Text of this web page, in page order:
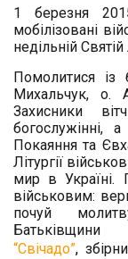
1 березня
мобілізовані
недільній Святій
Помолитися із
Михальчук, о.
Захисники
богослужінні,
Покаяння та
Літургії
мир в Україні.
військовим:
почуй
“Свічадо”,